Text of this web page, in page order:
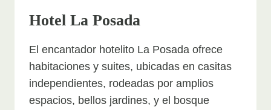
Hotel La Posada
El encantador hotelito La Posada ofrece
habitaciones y suites, ubicadas en casitas
independientes, rodeadas por amplios
espacios, bellos jardines, y el bosque